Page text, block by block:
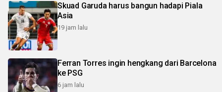
Skuad Garuda harus bangun hadapi Piala
Asia
19 jam lalu
Ferran Torres ingin hengkang dari Barcelona
ke PSG
6 jam lalu